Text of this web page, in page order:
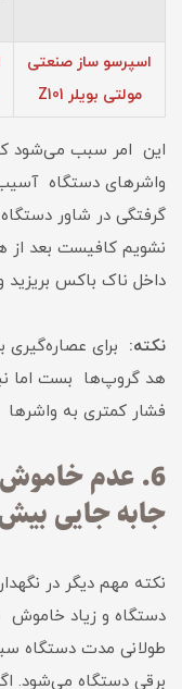
اسپرسو ساز صنعتی
مولتی بویلر Z101
این امر سبب می‌شود که
واشرهای دستگاه
گرفتگی در شاور
نشویم کافیست بعد از
داخل ناک باکس بریزید
نکته: برای عصاره‌گیری
هد گروپ‌ها بست اما
فشار کمتری به واشرها
6. عدم
جابه جایی
نکته مهم دیگر در
دستگاه و زیاد
طولانی مدت دستگاه
برقی دستگاه می‌شود.